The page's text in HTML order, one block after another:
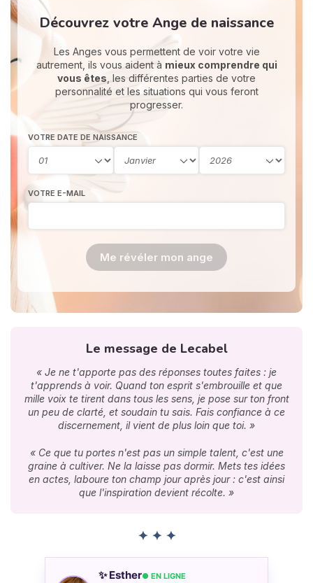
Découvrez votre Ange de naissance
Les Anges vous permettent de voir votre vie
autrement, ils vous aident à mieux comprendre qui
vous êtes , les différentes parties de votre
personnalité et les situations qui vous feront
progresser.
VOTRE DATE DE NAISSANCE
VOTRE E-MAIL
Me révéler mon ange
Le message de Lecabel
« Je ne t'apporte pas des réponses toutes faites : je
t'apprends à voir. Quand ton esprit s'embrouille et que
mille voix te tirent dans tous les sens, je pose sur ton front
un peu de clarté, et soudain tu sais. Fais confiance à ce
discernement, il vient de plus loin que toi. »
« Ce que tu portes n'est pas un simple talent, c'est une
graine à cultiver. Ne la laisse pas dormir. Mets tes idées
en actes, laboure ton champ jour après jour : c'est ainsi
que l'inspiration devient récolte. »
✦ ✦ ✦
✨ Esther● EN LIGNE